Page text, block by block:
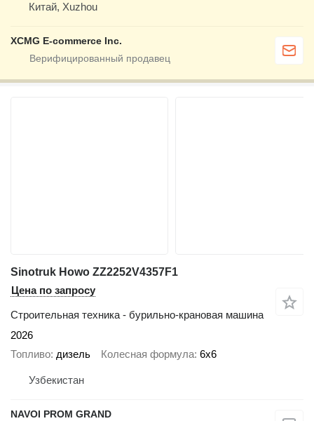
Китай, Xuzhou
XCMG E-commerce Inc.
Sinotruk Howo ZZ2252V4357F1
Цена по запросу
Строительная техника - бурильно-крановая машина
2026
Топливо дизель Колесная формула 6x6
Узбекистан
NAVOI PROM GRAND